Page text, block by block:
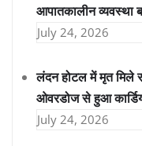
आपातकालीन व्यवस्था
July 24, 2026
लंदन होटल में मृत मिले
ओवरडोज से हुआ
July 24, 2026